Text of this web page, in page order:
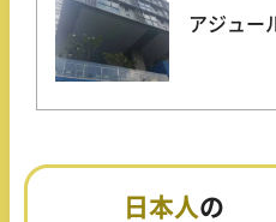
アジュー
日本人の